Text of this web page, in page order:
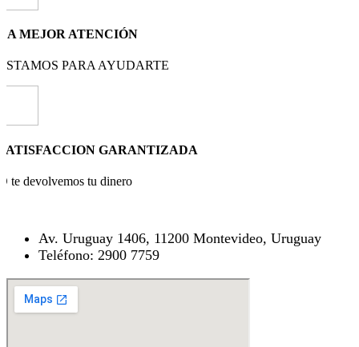
MEJOR ATENCIÓN
PARA AYUDARTE
GARANTIZADA
te devolvemos tu dinero
Av. Uruguay 1406, 11200 Montevideo, Uruguay
Teléfono: 2900 7759